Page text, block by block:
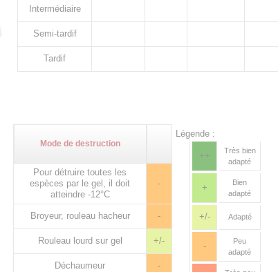
Intermédiaire
Semi-tardif
Tardif
Mode de destruction
Pour détruire toutes les
espèces par le gel, il doit
atteindre -12°C
-
Broyeur, rouleau hacheur -
Rouleau lourd sur gel +/-
Déchaumeur -
Légende :
++
Très bien
adapté
+
Bien
adapté
+/- Adapté
-
Peu
adapté